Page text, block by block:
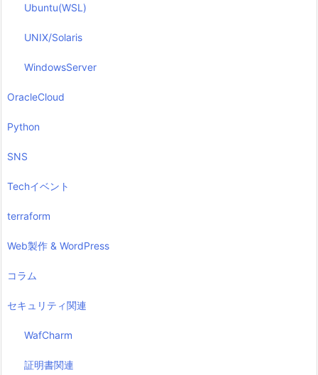
Ubuntu(WSL)
UNIX/Solaris
WindowsServer
OracleCloud
Python
SNS
Techイベント
terraform
Web製作 & WordPress
コラム
セキュリティ関連
WafCharm
証明書関連